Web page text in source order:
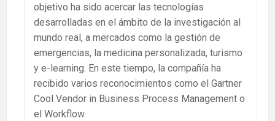
objetivo ha sido acercar las tecnologías
desarrolladas en el ámbito de la investigación al
mundo real, a mercados como la gestión de
emergencias, la medicina personalizada, turismo
y e-learning. En este tiempo, la compañía ha
recibido varios reconocimientos como el Gartner
Cool Vendor in Business Process Management o
el Workflow